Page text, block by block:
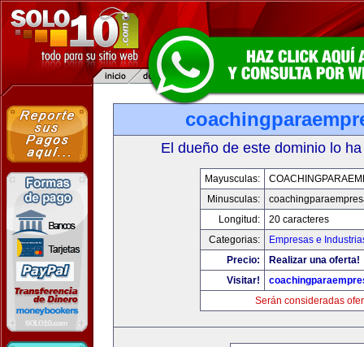
El dueño de este dominio lo
Mayusculas:
Minusculas:
Longitud:
20 caracteres
Categorias:
Empresas e
Precio:
Realizar una oferta!
Visitar!
Serán consideradas